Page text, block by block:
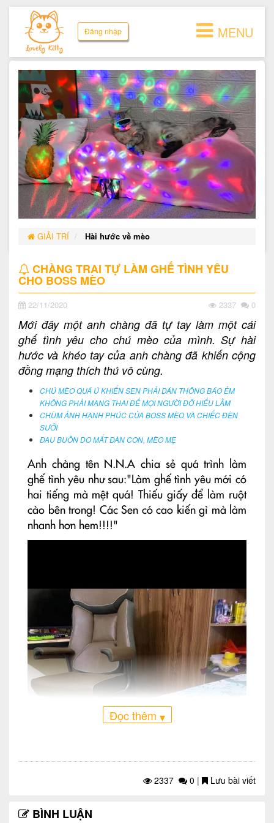
Đăng nhập
GIẢI TRÍ Hài hước về mèo
CHÀNG TRAI TỰ LÀM GHẾ TÌNH YÊU
CHO BOSS MÈO
22/11/2020 2337 0
Mới đây một anh chàng đã tự tay làm một cái
ghế tình yêu cho chú mèo của mình. Sự hài
hước và khéo tay của anh chàng đã khiến cộng
đồng mạng thích thú vô cùng.
CHÚ MÈO QUÁ Ú KHIẾN SEN PHẢI DÁN THÔNG BÁO ẺM
KHÔNG PHẢI MANG THAI ĐỂ MỌI NGƯỜI ĐỠ HIỂU LẦM
CHÙM ẢNH HẠNH PHÚC CỦA BOSS MÈO VÀ CHIẾC ĐÈN
SƯỞI
ĐAU BUỒN DO MẤT ĐÀN CON, MÈO MẸ
Anh chàng tên N.N.A chia sẻ quá trình làm
ghế tình yêu như sau:"Làm ghế tình yêu mới có
hai tiếng mà mệt quá! Thiếu giấy để làm ruột
cào bên trong! Các Sen có cao kiến gì mà làm
nhanh hơn hem!!!!"
Đọc thêm ▾
2337 0 | Lưu bài viết
BÌNH LUẬN
MENU